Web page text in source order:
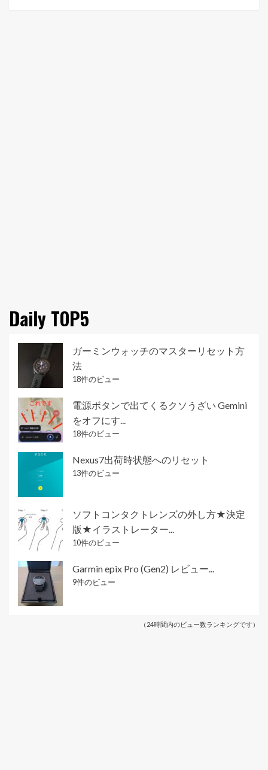
Daily TOP5
ガーミンウォッチのマスターリセット方
法
18件のビュー
電源ボタンで出てくるクソうざい Gemini
をオフにす...
18件のビュー
Nexus7出荷時状態へのリセット
13件のビュー
ソフトコンタクトレンズの外し方★決定
版★イラストレーター...
10件のビュー
Garmin epix Pro (Gen2) レビュー...
9件のビュー
（24時間内のビュー数ランキングです）